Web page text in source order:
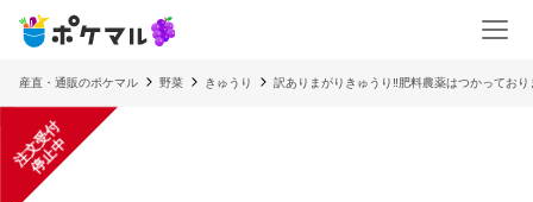
産直・通販のポケマル 野菜 きゅうり 訳ありまがりきゅうり‼︎肥料農薬はつかっており
注
文
受
付
停
止
中